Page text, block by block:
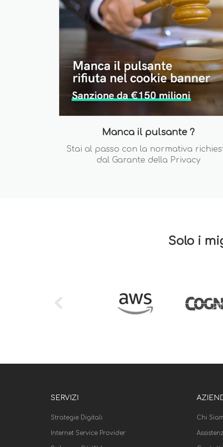
Manca il pulsante ?
Stai al passo con la normativa
dal Garante della Privacy
Solo i
SERVIZI
Strategie Digitali
Internet Service Provider
Chi